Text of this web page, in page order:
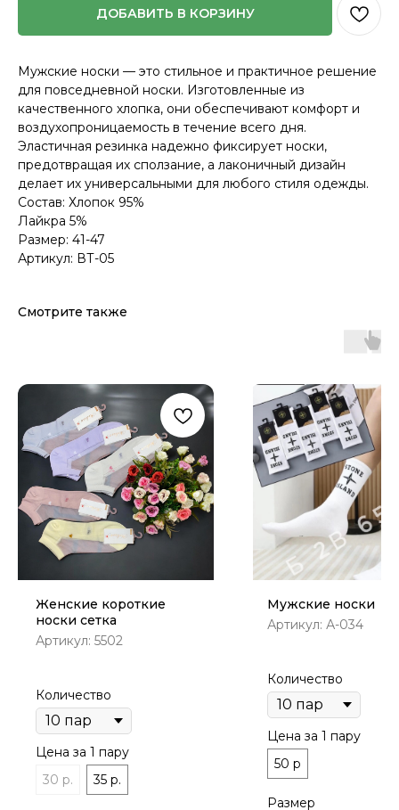
ДОБАВИТЬ В КОРЗИНУ
Мужские носки — это стильное и практичное решение
для повседневной носки. Изготовленные из
качественного хлопка, они обеспечивают комфорт и
воздухопроницаемость в течение всего дня.
Эластичная резинка надежно фиксирует носки,
предотвращая их сползание, а лаконичный дизайн
делает их универсальными для любого стиля одежды.
Состав: Хлопок 95%
Лайкра 5%
Размер: 41-47
Артикул: ВТ-05
Смотрите также
Женские короткие
носки сетка
Артикул: 5502
Количество
Цена за 1 пару
30 р.
35 р.
Мужские носки
Артикул: А-034
Количество
Цена за 1 пару
50 р
Размер